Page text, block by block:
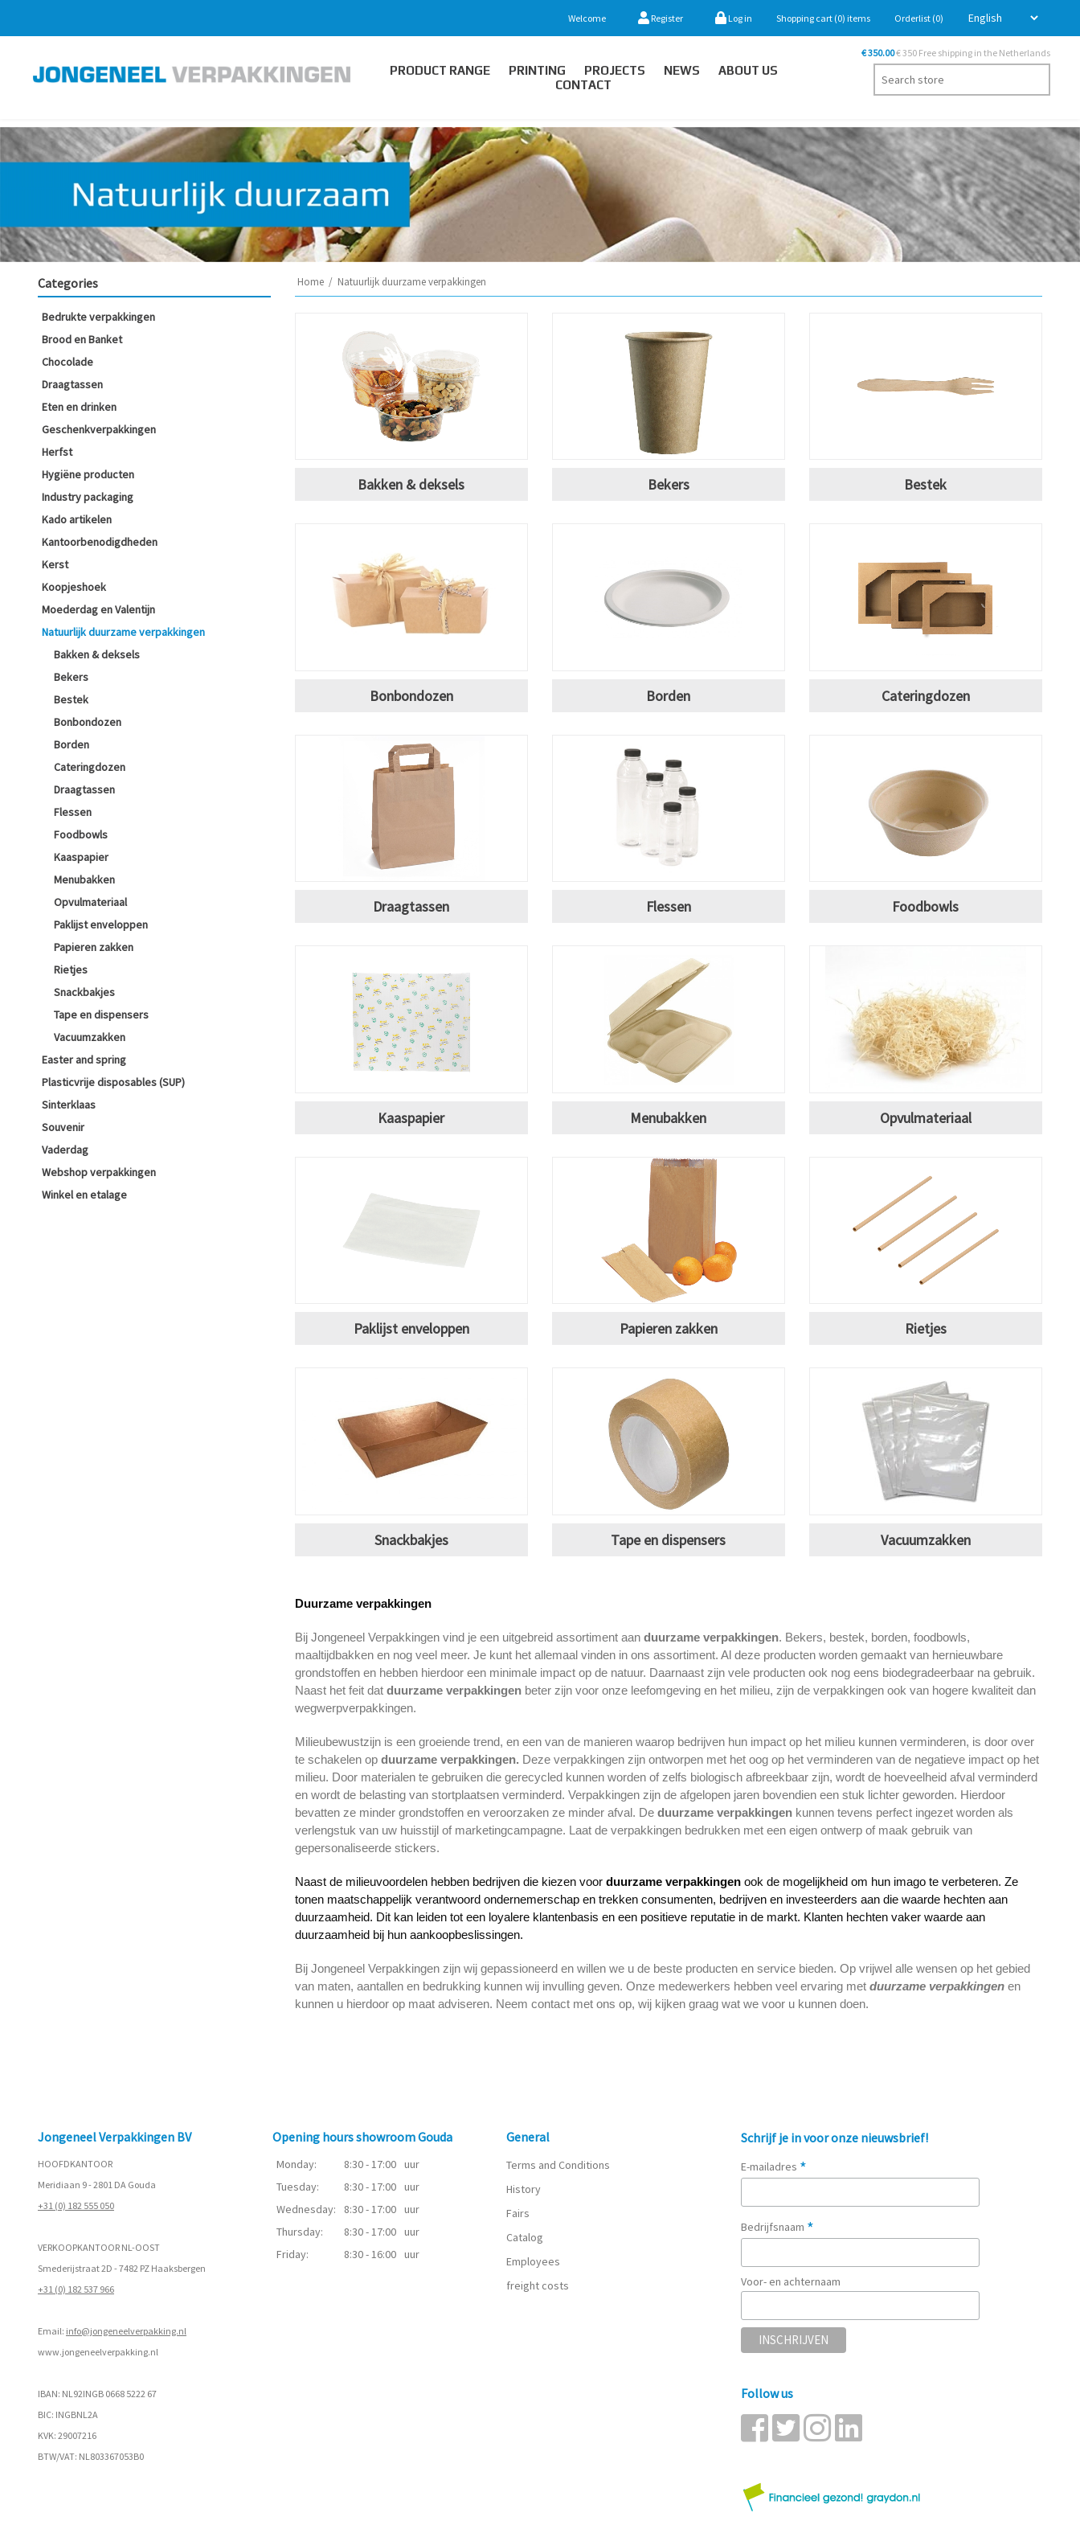
Welcome Register Log in Shopping cart (0) items Orderlist (0)
PRODUCT RANGE PRINTING PROJECTS NEWS
ABOUT US
CONTACT
€ 350.00€ 350 Free shipping in the Netherlands
Categories
Bedrukte verpakkingen
Brood en Banket
Chocolade
Draagtassen
Eten en drinken
Geschenkverpakkingen
Herfst
Hygiëne producten
Industry packaging
Kado artikelen
Kantoorbenodigdheden
Kerst
Koopjeshoek
Moederdag en Valentijn
Natuurlijk duurzame verpakkingen
Bakken & deksels
Bekers
Bestek
Bonbondozen
Borden
Cateringdozen
Draagtassen
Flessen
Foodbowls
Kaaspapier
Menubakken
Opvulmateriaal
Paklijst enveloppen
Papieren zakken
Rietjes
Snackbakjes
Tape en dispensers
Vacuumzakken
Easter and spring
Plasticvrije disposables (SUP)
Sinterklaas
Souvenir
Vaderdag
Webshop verpakkingen
Winkel en etalage
Home / Natuurlijk duurzame verpakkingen
Bakken & deksels Bekers Bestek
Bonbondozen Borden Cateringdozen
Draagtassen Flessen Foodbowls
Kaaspapier Menubakken Opvulmateriaal
Paklijst enveloppen Papieren zakken Rietjes
Snackbakjes Tape en dispensers Vacuumzakken
Duurzame verpakkingen
Bij Jongeneel Verpakkingen vind je een uitgebreid assortiment aan duurzame verpakkingen. Bekers, bestek, borden, foodbowls,
maaltijdbakken en nog veel meer. Je kunt het allemaal vinden in ons assortiment. Al deze producten worden gemaakt van hernieuwbare
grondstoffen en hebben hierdoor een minimale impact op de natuur. Daarnaast zijn vele producten ook nog eens biodegradeerbaar na gebruik.
Naast het feit dat duurzame verpakkingen beter zijn voor onze leefomgeving en het milieu, zijn de verpakkingen ook van hogere kwaliteit dan
wegwerpverpakkingen.
Milieubewustzijn is een groeiende trend, en een van de manieren waarop bedrijven hun impact op het milieu kunnen verminderen, is door over
te schakelen op duurzame verpakkingen. Deze verpakkingen zijn ontworpen met het oog op het verminderen van de negatieve impact op het
milieu. Door materialen te gebruiken die gerecycled kunnen worden of zelfs biologisch afbreekbaar zijn, wordt de hoeveelheid afval verminderd
en wordt de belasting van stortplaatsen verminderd. Verpakkingen zijn de afgelopen jaren bovendien een stuk lichter geworden. Hierdoor
bevatten ze minder grondstoffen en veroorzaken ze minder afval. De duurzame verpakkingen kunnen tevens perfect ingezet worden als
verlengstuk van uw huisstijl of marketingcampagne. Laat de verpakkingen bedrukken met een eigen ontwerp of maak gebruik van
gepersonaliseerde stickers.
Naast de milieuvoordelen hebben bedrijven die kiezen voor duurzame verpakkingen ook de mogelijkheid om hun imago te verbeteren. Ze
tonen maatschappelijk verantwoord ondernemerschap en trekken consumenten, bedrijven en investeerders aan die waarde hechten aan
duurzaamheid. Dit kan leiden tot een loyalere klantenbasis en een positieve reputatie in de markt. Klanten hechten vaker waarde aan
duurzaamheid bij hun aankoopbeslissingen.
Bij Jongeneel Verpakkingen zijn wij gepassioneerd en willen we u de beste producten en service bieden. Op vrijwel alle wensen op het gebied
van maten, aantallen en bedrukking kunnen wij invulling geven. Onze medewerkers hebben veel ervaring met duurzame verpakkingen en
kunnen u hierdoor op maat adviseren. Neem contact met ons op, wij kijken graag wat we voor u kunnen doen.
Jongeneel Verpakkingen BV
HOOFDKANTOOR
Meridiaan 9 - 2801 DA Gouda
+31 (0) 182 555 050
VERKOOPKANTOOR NL-OOST
Smederijstraat 2D - 7482 PZ Haaksbergen
+31 (0) 182 537 966
Email: info@jongeneelverpakking.nl
www.jongeneelverpakking.nl
IBAN: NL92INGB 0668 5222 67
BIC: INGBNL2A
KVK: 29007216
BTW/VAT: NL803367053B0
Opening hours showroom Gouda
Monday: 8:30 - 17:00 uur
Tuesday:
8:30 - 17:00 uur
Wednesday:
8:30 - 17:00 uur
Thursday:
8:30 - 17:00 uur
Friday:
8:30 - 16:00 uur
General
Terms and Conditions
History
Fairs
Catalog
Employees
freight costs
Schrijf je in voor onze nieuwsbrief!
E-mailadres *
Bedrijfsnaam *
Voor- en achternaam
Follow us